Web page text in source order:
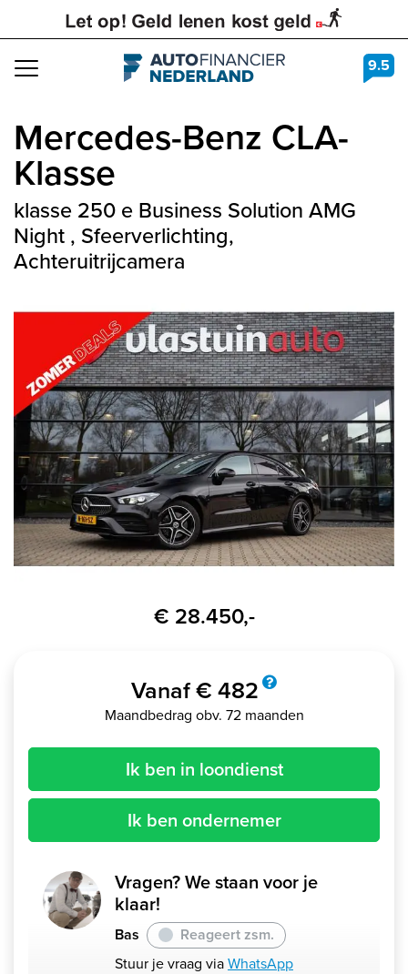
Navigation 9.5
Mercedes-Benz CLA-
Klasse
klasse 250 e Business Solution AMG
Night , Sfeerverlichting,
Achteruitrijcamera
€ 28.450,-
Vanaf € 482
Maandbedrag obv. 72 maanden
Ik ben in loondienst
Ik ben ondernemer
Vragen? We staan voor je
klaar!
Bas Reageert zsm.
Stuur je vraag viaWhatsApp